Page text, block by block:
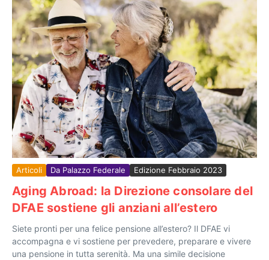
Articoli Da Palazzo Federale Edizione Febbraio 2023
Aging Abroad: la Direzione consolare del
DFAE sostiene gli anziani all’estero
Siete pronti per una felice pensione all’estero? Il DFAE vi
accompagna e vi sostiene per prevedere, preparare e vivere
una pensione in tutta serenità. Ma una simile decisione